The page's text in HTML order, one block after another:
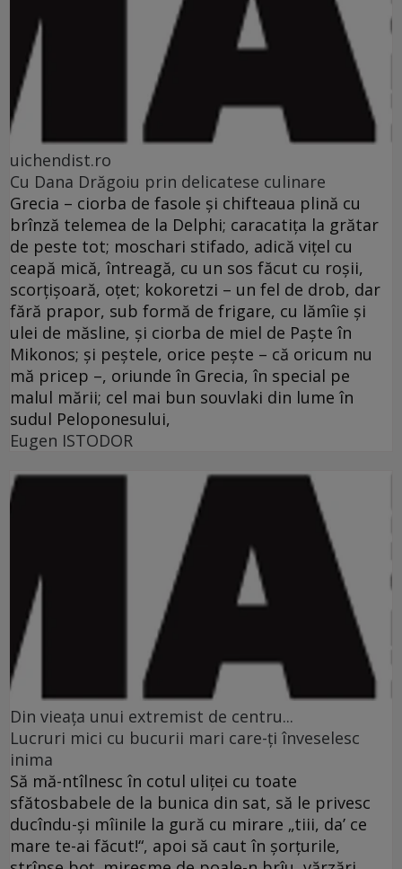
uichendist.ro
Cu Dana Drăgoiu prin delicatese culinare
Grecia – ciorba de fasole şi chifteaua plină cu
brînză telemea de la Delphi; caracatiţa la grătar
de peste tot; moschari stifado, adică viţel cu
ceapă mică, întreagă, cu un sos făcut cu roşii,
scorţişoară, oţet; kokoretzi – un fel de drob, dar
fără prapor, sub formă de frigare, cu lămîie şi
ulei de măsline, şi ciorba de miel de Paşte în
Mikonos; şi peştele, orice peşte – că oricum nu
mă pricep –, oriunde în Grecia, în special pe
malul mării; cel mai bun souvlaki din lume în
sudul Peloponesului,
Eugen ISTODOR
Din vieaţa unui extremist de centru...
Lucruri mici cu bucurii mari care-ţi înveselesc
inima
Să mă-ntîlnesc în cotul uliţei cu toate
sfătosbabele de la bunica din sat, să le privesc
ducîndu-şi mîinile la gură cu mirare „tiii, da’ ce
mare te-ai făcut!“, apoi să caut în şorţurile,